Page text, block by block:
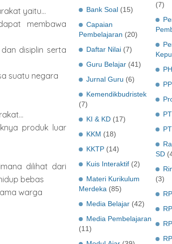
yaitu...
membawa
disiplin serta
suatu negara
produk luar
dilihat dari
bebas
warga
Bank Soal (15)
Capaian
Pembelajaran (20)
Daftar Nilai (7)
Guru Belajar (41)
Jurnal Guru (6)
Kemendikbudristek
(7)
KI & KD (17)
KKM (18)
KKTP (14)
Kuis Interaktif (2)
Materi Kurikulum
Merdeka (85)
Media Belajar (42)
Media Pembelajaran
(11)
(7)
SD
(3)